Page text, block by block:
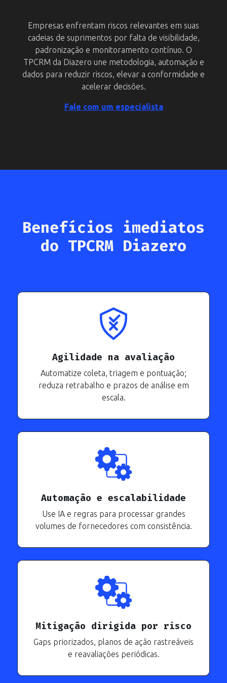
Empresas enfrentam riscos relevantes em suas
cadeias de suprimentos por falta de visibilidade,
padronização e monitoramento contínuo. O
TPCRM da Diazero une metodologia, automação e
dados para reduzir riscos, elevar a conformidade e
acelerar decisões.
Fale com um especialista
Benefícios imediatos
do TPCRM Diazero
Agilidade na avaliação
Automatize coleta, triagem e pontuação;
reduza retrabalho e prazos de análise em
escala.
Automação e escalabilidade
Use IA e regras para processar grandes
volumes de fornecedores com consistência.
Mitigação dirigida por risco
Gaps priorizados, planos de ação rastreáveis
e reavaliações periódicas.